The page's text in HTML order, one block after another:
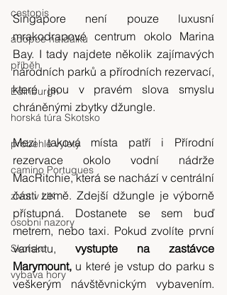
cestopis
adopce na dálku
příběh
Edinburgh
horská túra Skotsko
probehle vylety
camino Portugues
zivot v UK
osobni nazory
Skotsko
vybava hory
Singapore není pouze luxusní
mrakodrapové centrum okolo Marina
Bay. I tady najdete několik zajímavých
národních parků a přírodních rezervací,
které jsou v pravém slova smyslu
chráněnými zbytky džungle.
Mezi taková místa patří i Přírodní
rezervace okolo vodní nádrže
MacRitchie, která se nachází v centrální
části země. Zdejší džungle je výborně
přístupná. Dostanete se sem buď
metrem, nebo taxi. Pokud zvolíte první
variantu, vystupte na zastávce
Marymount, u které je vstup do parku s
veškerým návštěvnickým vybavením.